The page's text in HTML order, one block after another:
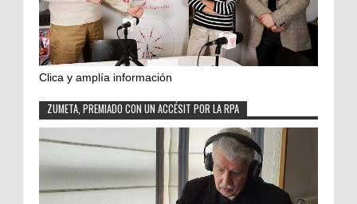
Clica y amplía información
ZUMETA, PREMIADO CON UN ACCÉSIT POR LA RPA